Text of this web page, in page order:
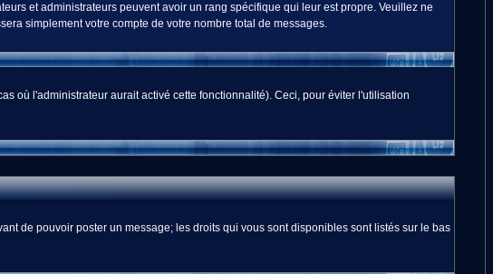
et administrateurs peuvent avoir un rang spécifique qui leur est propre. Veuillez ne
simplement votre compte de votre nombre total de messages.
où l'administrateur aurait activé cette fonctionnalité). Ceci, pour éviter l'utilisation
de pouvoir poster un message; les droits qui vous sont disponibles sont listés sur le bas